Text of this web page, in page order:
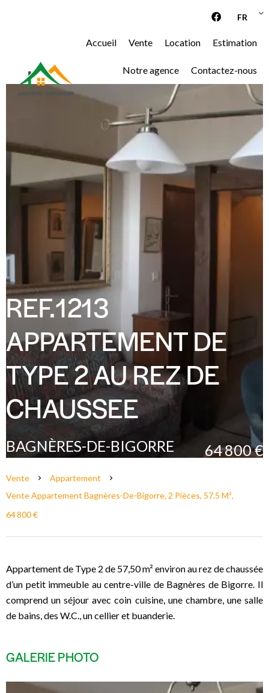
FR
Accueil Vente Location Estimation
Notre agence Contactez-nous
REF.1213
APPARTEMENT DE
TYPE 2 AU REZ DE
CHAUSSEE
BAGNÈRES-DE-BIGORRE 64 800 €
Vente
Appartement
Vente Appartement Bagnères-De-Bigorre, 2 Pièces, 57.5 M²,
64 800 €
Appartement de Type 2 de 57,50 m² environ au rez de chaussée
d’un petit immeuble au centre-ville de Bagnères de Bigorre. Il
comprend un séjour avec coin cuisine, une chambre, une salle
de bains, des W.C., un cellier et buanderie.
GALERIE PHOTO